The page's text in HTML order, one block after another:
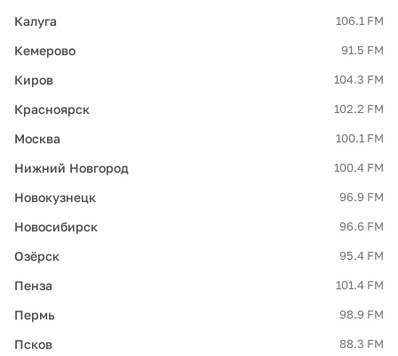
Калуга 106.1 FM
Кемерово 91.5 FM
Киров 104.3 FM
Красноярск 102.2 FM
Москва 100.1 FM
Нижний Новгород 100.4 FM
Новокузнецк 96.9 FM
Новосибирск 96.6 FM
Озёрск 95.4 FM
Пенза 101.4 FM
Пермь 98.9 FM
Псков 88.3 FM